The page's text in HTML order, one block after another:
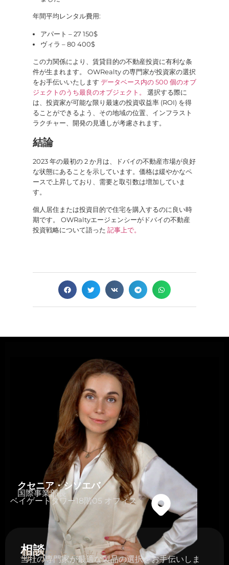
年間平均レンタル費用:
アパート – 27 150$
ヴィラ – 80 400$
この力関係により、賃貸目的の不動産投資に有利な条
件が生まれます。 OWRealty の専門家が投資家の選択
をお手伝いいたします データベース内の 500 個のオブ
ジェクトのうち最良のオブジェクト。 選択する際に
は、投資家が可能な限り最速の投資収益率 (ROI) を得
ることができるよう、その地域の位置、インフラスト
ラクチャー、開発の見通しが考慮されます。
結論
2023 年の最初の 2 か月は、ドバイの不動産市場が良好
な状態にあることを示しています。価格は緩やかなペ
ースで上昇しており、需要と取引数は増加していま
す。
個人居住または投資目的で住宅を購入するのに良い時
期です。 OWRaltyエージェンシーがドバイの不動産
投資戦略について語った 記事上で。
相談
専門家と一緒に
当社の専門家が最適な製品の選択をお手伝いしま
クセニア・シソエバ
国際事業部長
ベイゲートタワー18階05 オフィス